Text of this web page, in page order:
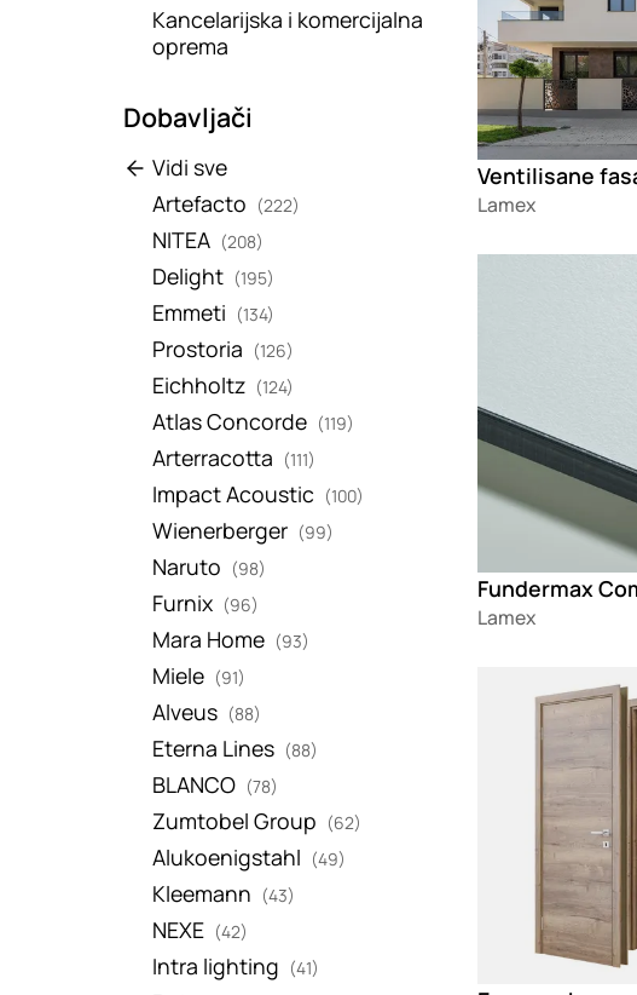
Kancelarijska i komercijalna
oprema
Dobavljači
Vidi sve
Artefacto (222)
NITEA (208)
Delight (195)
Emmeti (134)
Prostoria (126)
Eichholtz (124)
Atlas Concorde (119)
Arterracotta (111)
Impact Acoustic (100)
Wienerberger (99)
Naruto (98)
Furnix (96)
Mara Home (93)
Miele (91)
Alveus (88)
Eterna Lines (88)
BLANCO (78)
Zumtobel Group (62)
Alukoenigstahl (49)
Kleemann (43)
NEXE (42)
Intra lighting (41)
Ventilisane
Lamex
Lamex